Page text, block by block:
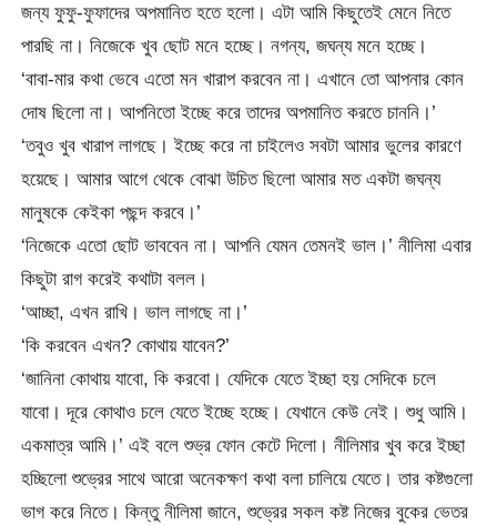
জন্য ফুফু-ফুফাদের অপমানিত হতে হলো। এটা আমি কিছুতেই মেনে নিতে
পারছি না। নিজেকে খুব ছোট মনে হচ্ছে। নগন্য, জঘন্য মনে হচ্ছে।
‘বাবা-মার কথা ভেবে এতো মন খারাপ করবেন না। এখানে তো আপনার কোন
দোষ ছিলো না। আপনিতো ইচ্ছে করে তাদের অপমানিত করতে চাননি।’
‘তবুও খুব খারাপ লাগছে। ইচ্ছে করে না চাইলেও সবটা আমার ভুলের কারণে
হয়েছে। আমার আগে থেকে বোঝা উচিত ছিলো আমার মত একটা জঘন্য
মানুষকে কেইকা পছন্দ করবে।’
‘নিজেকে এতো ছোট ভাববেন না। আপনি যেমন তেমনই ভাল।’ নীলিমা এবার
কিছুটা রাগ করেই কথাটা বলল।
‘আচ্ছা, এখন রাখি। ভাল লাগছে না।’
‘কি করবেন এখন? কোথায় যাবেন?’
‘জানিনা কোথায় যাবো, কি করবো। যেদিকে যেতে ইচ্ছা হয় সেদিকে চলে
যাবো। দূরে কোথাও চলে যেতে ইচ্ছে হচ্ছে। যেখানে কেউ নেই। শুধু আমি।
একমাত্র আমি।’ এই বলে শুভ্র ফোন কেটে দিলো। নীলিমার খুব করে ইচ্ছা
হচ্ছিলো শুভ্রের সাথে আরো অনেকক্ষণ কথা বলা চালিয়ে যেতে। তার কষ্টগুলো
ভাগ করে নিতে। কিন্তু নীলিমা জানে, শুভ্রের সকল কষ্ট নিজের বুকের ভেতর